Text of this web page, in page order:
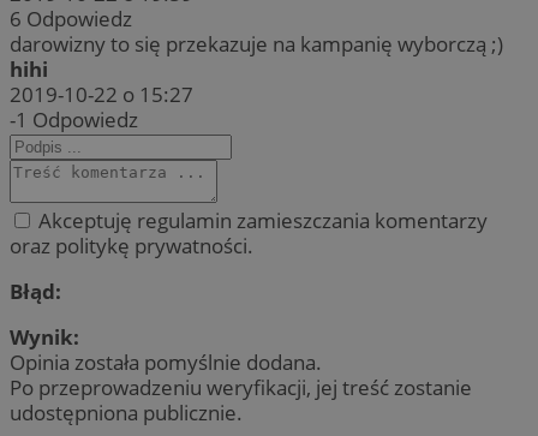
6 Odpowiedz
darowizny to się przekazuje na kampanię wyborczą ;)
hihi
2019-10-22 o 15:27
-1 Odpowiedz
Akceptuję regulamin zamieszczania komentarzy
oraz politykę prywatności.
Błąd:
Wynik:
Opinia została pomyślnie dodana.
Po przeprowadzeniu weryfikacji, jej treść zostanie
udostępniona publicznie.